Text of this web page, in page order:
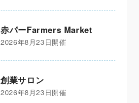
赤パーFarmers Market
2026年8月23日開催
創業サロン
2026年8月23日開催